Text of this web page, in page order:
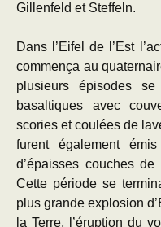
Gillenfeld et Steffeln.
Dans l’Eifel de l’Est
commença au
plusieurs épisodes
basaltiques avec
scories et coulées de
furent également
d’épaisses couches
Cette période se
plus grande explosion
la Terre, l’éruption du